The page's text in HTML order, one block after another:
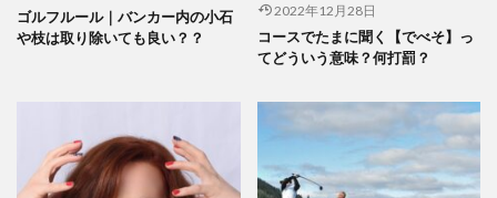
ゴルフルール｜バンカー内の小石
や枝は取り除いても良い？？
2022年12月28日
コースでたまに聞く【でべそ】っ
てどういう意味？何打罰？